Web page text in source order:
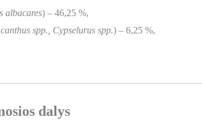
albacares) – 46,25 %,
spp., Cypselurus spp.) – 6,25 %,
dalys